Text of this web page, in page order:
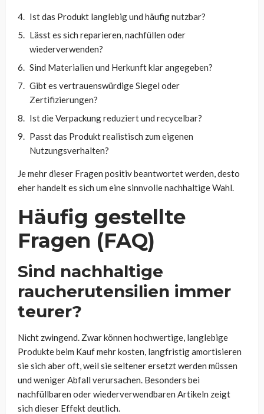
Ist das Produkt langlebig und häufig nutzbar?
Lässt es sich reparieren, nachfüllen oder
wiederverwenden?
Sind Materialien und Herkunft klar angegeben?
Gibt es vertrauenswürdige Siegel oder
Zertifizierungen?
Ist die Verpackung reduziert und recycelbar?
Passt das Produkt realistisch zum eigenen
Nutzungsverhalten?
Je mehr dieser Fragen positiv beantwortet werden, desto
eher handelt es sich um eine sinnvolle nachhaltige Wahl.
Häufig gestellte
Fragen (FAQ)
Sind nachhaltige
raucherutensilien immer
teurer?
Nicht zwingend. Zwar können hochwertige, langlebige
Produkte beim Kauf mehr kosten, langfristig amortisieren
sie sich aber oft, weil sie seltener ersetzt werden müssen
und weniger Abfall verursachen. Besonders bei
nachfüllbaren oder wiederverwendbaren Artikeln zeigt
sich dieser Effekt deutlich.